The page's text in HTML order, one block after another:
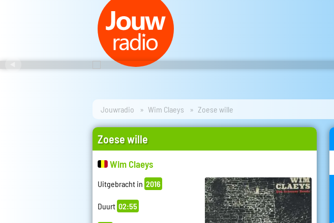
Jouwradio Wim Claeys Zoese wille
Zoese wille
Wim Claeys
Uitgebracht in 2016
Duurt 02:55